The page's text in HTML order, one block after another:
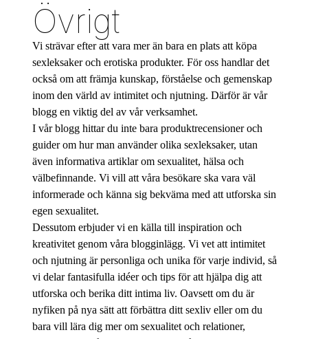
Övrigt
Vi strävar efter att vara mer än bara en plats att köpa
sexleksaker och erotiska produkter. För oss handlar det
också om att främja kunskap, förståelse och gemenskap
inom den värld av intimitet och njutning. Därför är vår
blogg en viktig del av vår verksamhet.
I vår blogg hittar du inte bara produktrecensioner och
guider om hur man använder olika sexleksaker, utan
även informativa artiklar om sexualitet, hälsa och
välbefinnande. Vi vill att våra besökare ska vara väl
informerade och känna sig bekväma med att utforska sin
egen sexualitet.
Dessutom erbjuder vi en källa till inspiration och
kreativitet genom våra blogginlägg. Vi vet att intimitet
och njutning är personliga och unika för varje individ, så
vi delar fantasifulla idéer och tips för att hjälpa dig att
utforska och berika ditt intima liv. Oavsett om du är
nyfiken på nya sätt att förbättra ditt sexliv eller om du
bara vill lära dig mer om sexualitet och relationer,